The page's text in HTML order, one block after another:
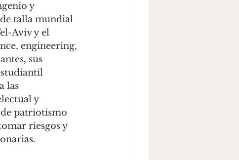
y
talla mundial
Aviv y el
engineering,
sus
las
y
patriotismo
riesgos y